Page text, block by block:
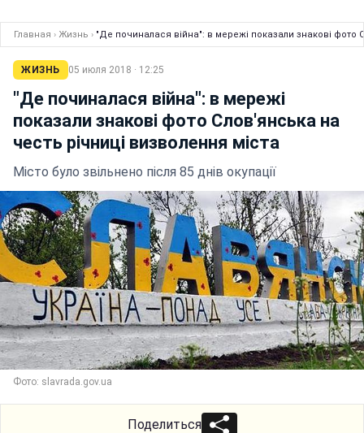
Главная › Жизнь › "Де починалася війна": в мережі показали знакові фото
ЖИЗНЬ 05 июля 2018 · 12:25
"Де починалася війна": в мережі
показали знакові фото Слов'янська на
честь річниці визволення міста
Місто було звільнено після 85 днів окупації
Фото: slavrada.gov.ua
Поделиться